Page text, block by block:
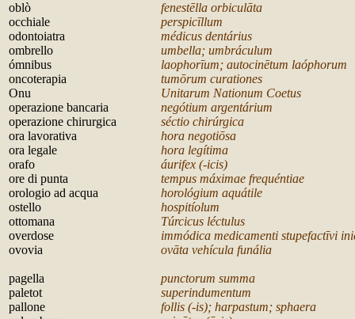
oblò
fenestēlla orbiculāta
occhiale
perspicīllum
odontoiatra
médicus dentárius
ombrello
umbella; umbráculum
ómnibus
laophorīum; autocinētum laóphorum
oncoterapia
tumōrum curationes
Onu
Unitarum Nationum Coetus
operazione bancaria
negótium argentárium
operazione chirurgica
séctio chirúrgica
ora lavorativa
hora negotiōsa
ora legale
hora legítima
orafo
áurifex (-icis)
ore di punta
tempus máximae frequéntiae
orologio ad acqua
horológium aquátile
ostello
hospitíolum
ottomana
Túrcicus léctulus
overdose
immódica medicamenti stupefactīvi
ovovia
ovāta vehícula funália
pagella
punctorum summa
paletot
superindumentum
pallone
follis (-is); harpastum; sphaera